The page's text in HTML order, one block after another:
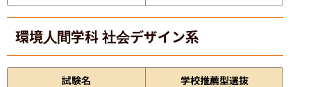
環境人間学科 社会デザイン系
試験名
学校推薦型選抜